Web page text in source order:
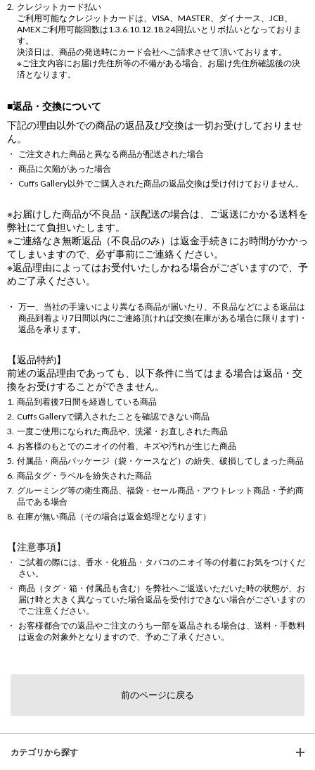
クレジットカード払い
ご利用可能なクレジットカードは、VISA、MASTER、ダイナース、JCB、
AMEXご利用可能回数は1.3.6.10.12.18.24回払いとリボ払いとなっておりま
す。
決済日は、商品の発送時にカード会社へご請求させて頂いております。
※ご注文内容にお届け先住所等の不備がある場合、お届け先住所確認後の決
済となります。
■返品・交換について
下記の理由以外での商品の返品及び交換は一切お受けしておりませ
ん。
ご注文された商品と異なる商品が配送された場合
商品に欠陥があった場合
Cuffs Gallery以外でご購入された商品の返品交換は受け付けておりません。
※お届けした商品が不良品・誤配送の場合は、ご返送にかかる送料を
弊社にて負担いたします。
※ご連絡なき無断返品（不良品のみ）は返金手続きにお時間がかかっ
てしまいますので、必ず事前にご連絡ください。
※返品理由によってはお受付いたしかねる場合がございますので、予
めご了承ください。
万一、当社の手違いにより異なる商品が届いたり、不良品などによる返品は
商品到着より7日間以内にご連絡頂ければ交換(在庫がある場合に限ります)・
返品を承ります。
【返品特約】
前述の返品理由であっても、以下条件に当てはまる場合は返品・交
換をお受けすることができません。
商品到着後7日間を経過している商品
Cuffs Galleryで購入されたことを確認できない商品
一度ご使用になられた商品や、洗濯・お直しされた商品
お客様のもとでのニオイの付着、キズや汚れが生じた商品
付属品・商品パッケージ（袋・ケースなど）の紛失、破損してしまった商品
商品タグ・ラベルを紛失された商品
グルーミング等の衛生商品、福袋・セール商品・アウトレット商品・予約商
品である場合
在庫が無い商品（その場合は返金処理となります）
【注意事項】
ご試着の際には、香水・化粧品・タバコのニオイ等の付着にお気をつけくだ
さい。
商品（タグ・箱・付属品も含む）を弊社へご返送いただいた時の状態が、お
届け時と大きく異なっていた場合返品を受付けできない場合がございますの
でご注意ください。
お客様都合での返品やご注文のうち一部を返品される場合は、送料・手数料
は返金の対象外となりますので、予めご了承ください。
前のページに戻る
カテゴリから探す